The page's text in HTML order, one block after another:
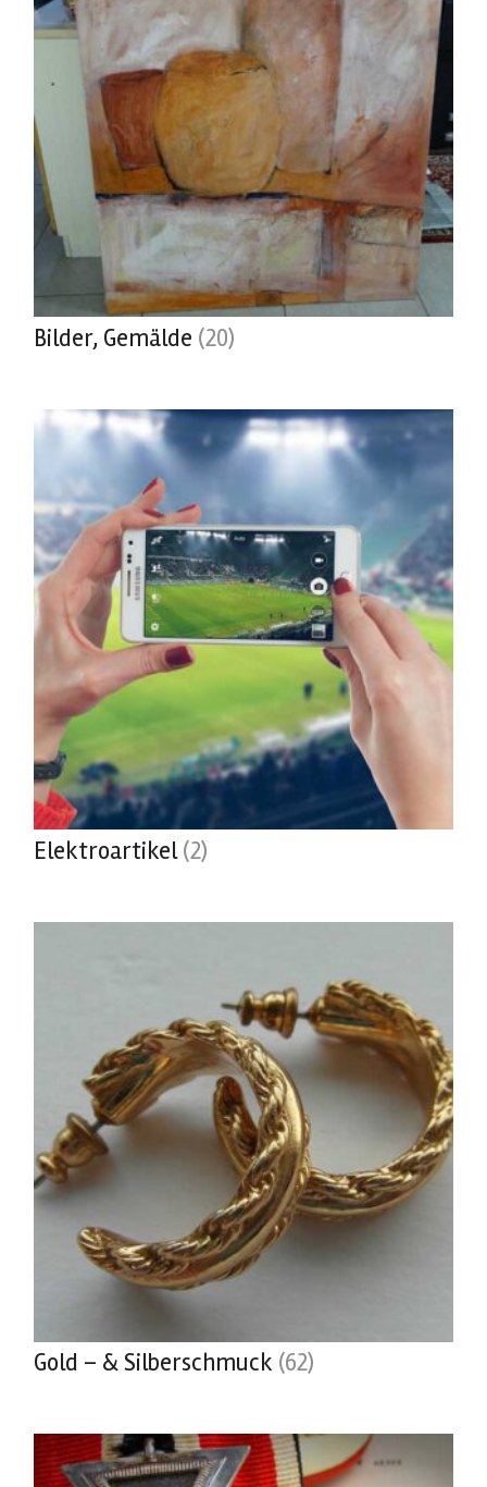
Bilder, Gemälde (20)
Elektroartikel(2)
Gold – & Silberschmuck (62)